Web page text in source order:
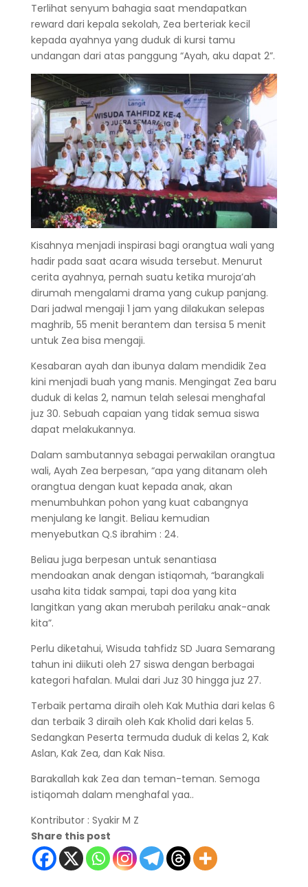
Terlihat senyum bahagia saat mendapatkan
reward dari kepala sekolah, Zea berteriak kecil
kepada ayahnya yang duduk di kursi tamu
undangan dari atas panggung “Ayah, aku dapat 2”.
Kisahnya menjadi inspirasi bagi orangtua wali yang
hadir pada saat acara wisuda tersebut. Menurut
cerita ayahnya, pernah suatu ketika muroja’ah
dirumah mengalami drama yang cukup panjang.
Dari jadwal mengaji 1 jam yang dilakukan selepas
maghrib, 55 menit berantem dan tersisa 5 menit
untuk Zea bisa mengaji.
Kesabaran ayah dan ibunya dalam mendidik Zea
kini menjadi buah yang manis. Mengingat Zea baru
duduk di kelas 2, namun telah selesai menghafal
juz 30. Sebuah capaian yang tidak semua siswa
dapat melakukannya.
Dalam sambutannya sebagai perwakilan orangtua
wali, Ayah Zea berpesan, “apa yang ditanam oleh
orangtua dengan kuat kepada anak, akan
menumbuhkan pohon yang kuat cabangnya
menjulang ke langit. Beliau kemudian
menyebutkan Q.S ibrahim : 24.
Beliau juga berpesan untuk senantiasa
mendoakan anak dengan istiqomah, “barangkali
usaha kita tidak sampai, tapi doa yang kita
langitkan yang akan merubah perilaku anak-anak
kita”.
Perlu diketahui, Wisuda tahfidz SD Juara Semarang
tahun ini diikuti oleh 27 siswa dengan berbagai
kategori hafalan. Mulai dari Juz 30 hingga juz 27.
Terbaik pertama diraih oleh Kak Muthia dari kelas 6
dan terbaik 3 diraih oleh Kak Kholid dari kelas 5.
Sedangkan Peserta termuda duduk di kelas 2, Kak
Aslan, Kak Zea, dan Kak Nisa.
Barakallah kak Zea dan teman-teman. Semoga
istiqomah dalam menghafal yaa..
Kontributor : Syakir M Z
Share this post